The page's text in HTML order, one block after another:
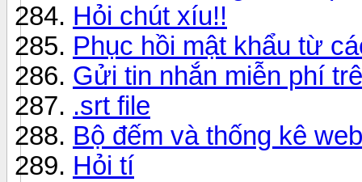
Hỏi chút xíu!!
Phục hồi mật khẩu từ
Gửi tin nhắn miễn phí
.srt file
Bộ đếm và thống kê
Hỏi tí